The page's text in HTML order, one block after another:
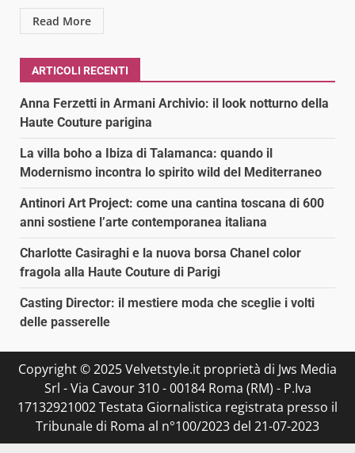
Read More
ARTICOLI RECENTI
Anna Ferzetti in Armani Archivio: il look notturno della
Haute Couture parigina
La villa boho a Ibiza di Talamanca: quando il
Modernismo incontra lo spirito wild del Mediterraneo
Antinori Art Project: come una cantina toscana di 600
anni sostiene l’arte contemporanea italiana
Charlotte Casiraghi e la nuova borsa Chanel color
fragola alla Haute Couture di Parigi
Casting Director: il mestiere moda che sceglie i volti
delle passerelle
Copyright © 2025 Velvetstyle.it proprietà di Jws Media
Srl - Via Cavour 310 - 00184 Roma (RM) - P.Iva
17132921002 Testata Giornalistica registrata presso il
Tribunale di Roma al n°100/2023 del 21-07-2023